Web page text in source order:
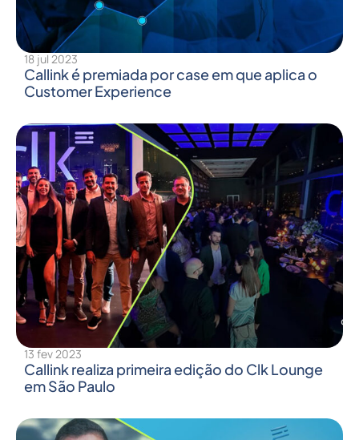
18 jul 2023
Callink é premiada por case em que aplica o
Customer Experience
13 fev 2023
Callink realiza primeira edição do Clk Lounge
em São Paulo